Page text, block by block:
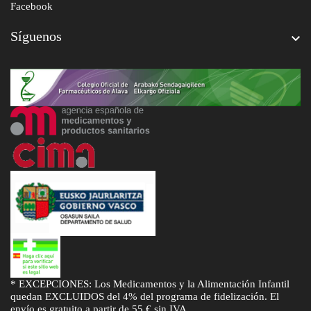
Facebook
Síguenos 
* EXCEPCIONES: Los Medicamentos y la Alimentación Infantil
quedan EXCLUIDOS del 4% del programa de fidelización. El